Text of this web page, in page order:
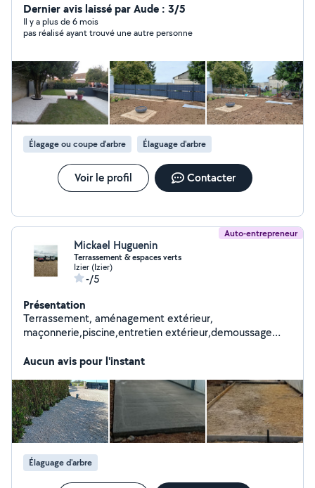
d'aménagement de jardin et je fais aussi de la
maçonnerie pose de clôture je fais ce métier depuis
plus de 15 ans travail sérieux et soigné
Dernier avis laissé par Aude : 3/5
Il y a plus de 6 mois
pas réalisé ayant trouvé une autre personne
Élagage ou coupe d'arbre Élaguage d'arbre
Voir le profil Contacter
Auto-entrepreneur
Mickael Huguenin
Terrassement & espaces verts
Izier (Izier)
-/5
Présentation
Terrassement, aménagement extérieur,
maçonnerie,piscine,entretien extérieur,demoussage
service de vos projets !
Aucun avis pour l'instant
Élaguage d'arbre